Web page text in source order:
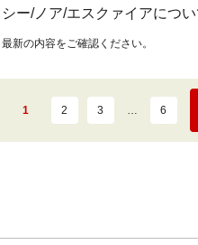
ー/ノア/エスクァイアについ
新の内容をご確認ください。
1 2 3 … 6